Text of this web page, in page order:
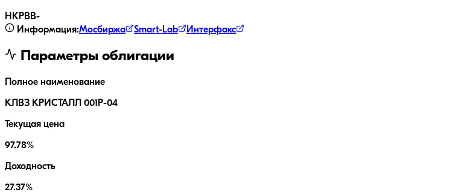
НКРBB-
Информация:Мосбиржа Smart-Lab Интерфакс
Параметры облигации
Полное наименование
КЛВЗ КРИСТАЛЛ 001P-04
Текущая цена
97.78%
Доходность
27.37%